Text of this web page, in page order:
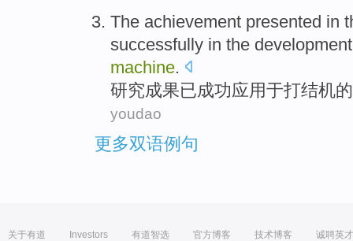
The achievement presented in
successfully in the development
machine.
研究成果已成功应用于打结机的
youdao
更多双语例句
关于有道 Investors 有道智选 官方博客 技术博客 诚聘英才